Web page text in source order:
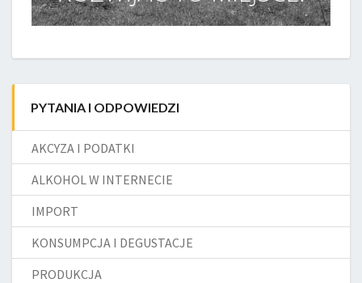
PYTANIA I ODPOWIEDZI
AKCYZA I PODATKI
ALKOHOL W INTERNECIE
IMPORT
KONSUMPCJA I DEGUSTACJE
PRODUKCJA